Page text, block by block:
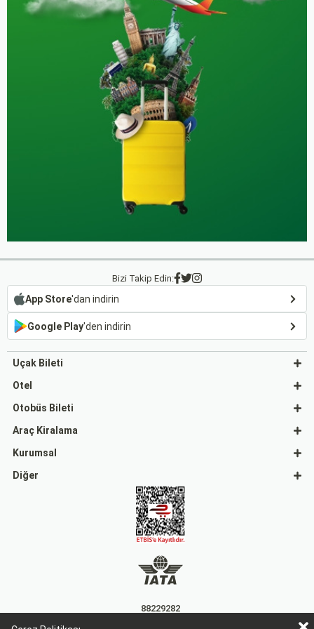
Bizi Takip Edin:
App Store'dan indirin
Google Play'den indirin
Uçak Bileti
Otel
Otobüs Bileti
Araç Kiralama
Kurumsal
Diğer
88229282